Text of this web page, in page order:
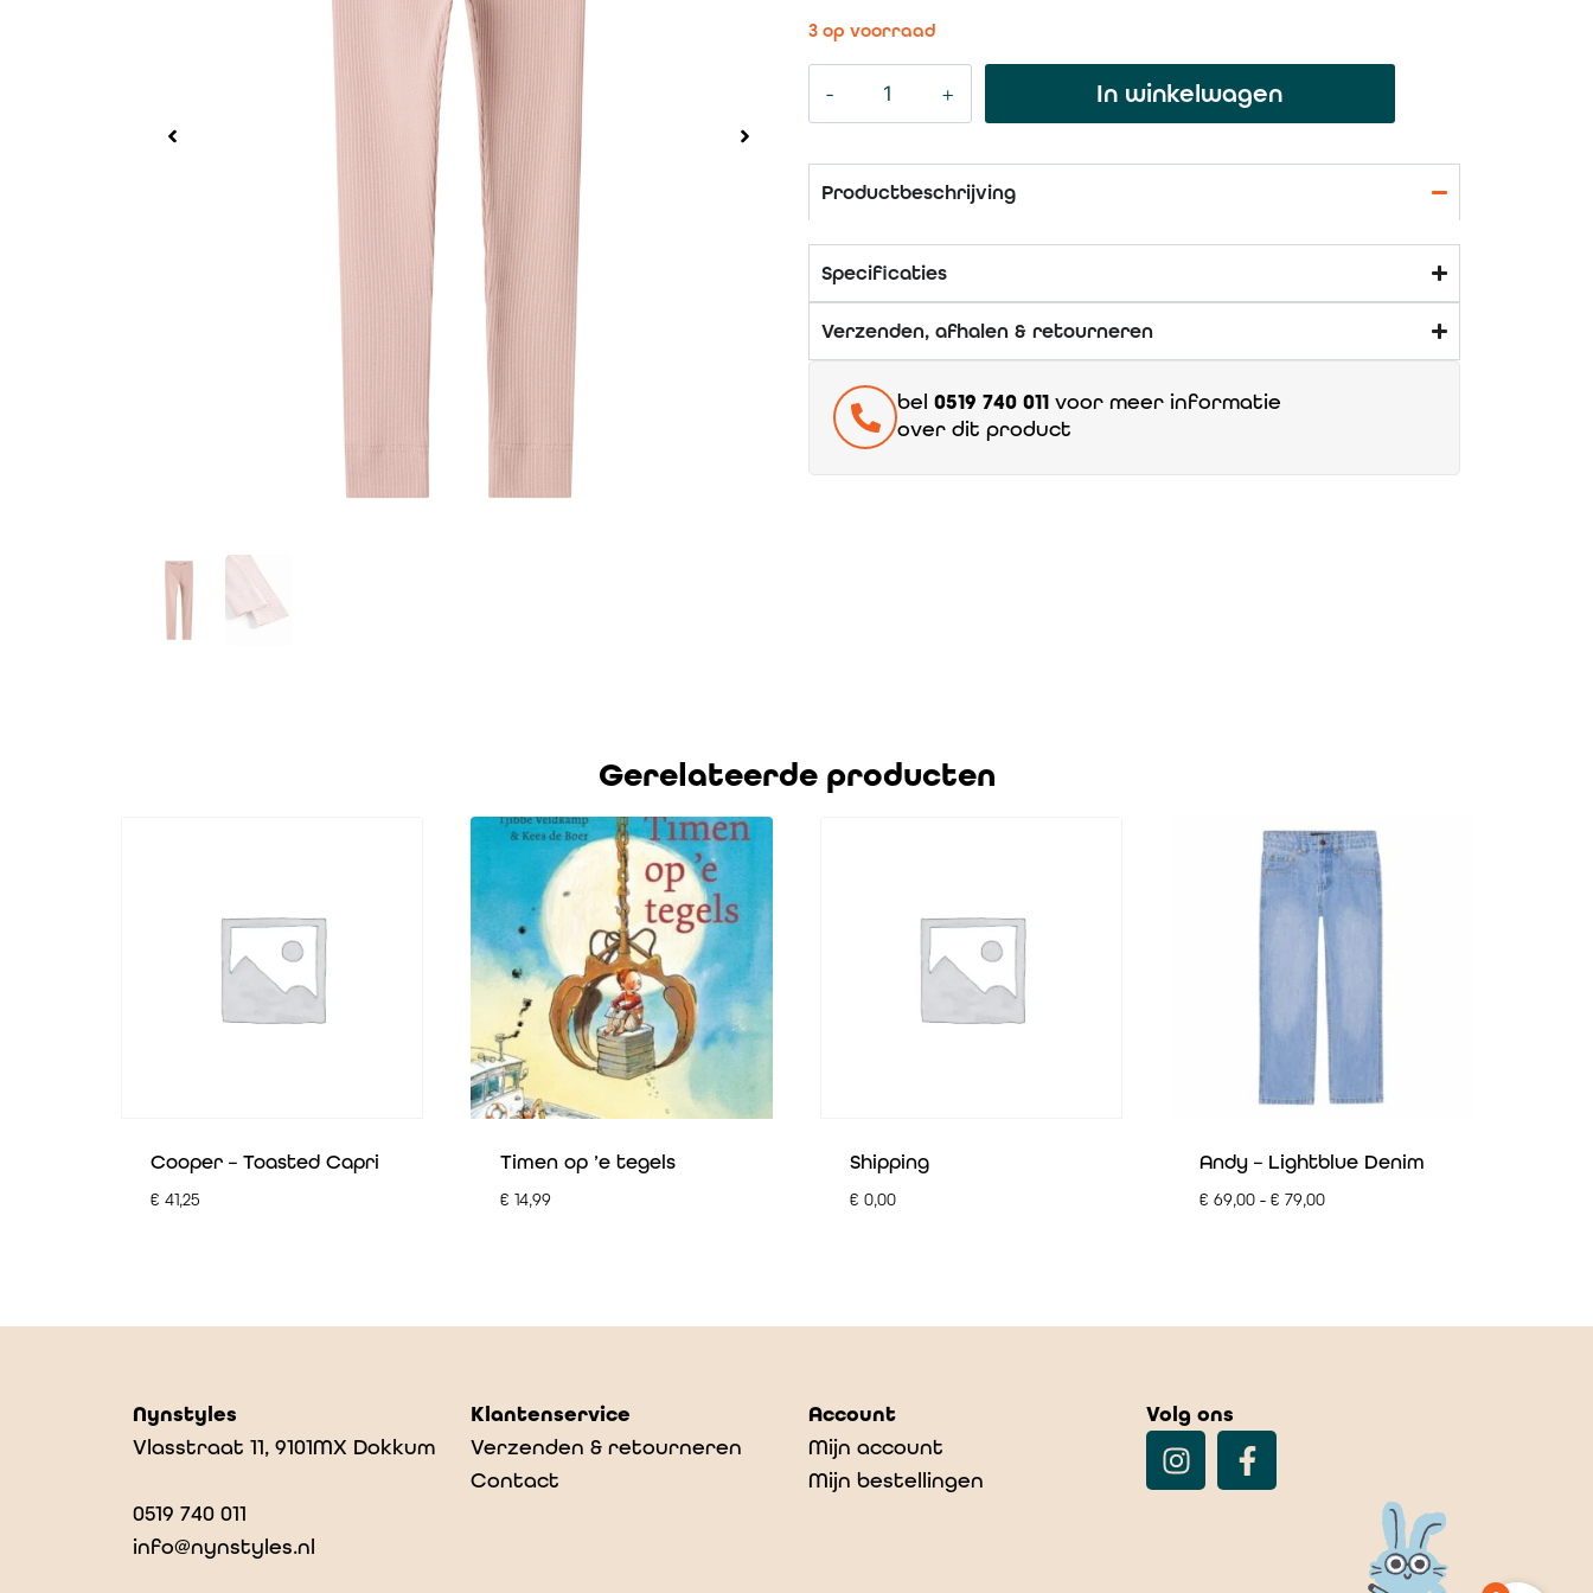
3 op voorraad
In winkelwagen
Productbeschrijving
Specificaties
Verzenden, afhalen & retourneren
bel 0519 740 011 voor meer informatie
over dit product
Gerelateerde producten
Cooper – Toasted Capri
€ 41,25
Timen op ’e tegels
€ 14,99
Shipping
€ 0,00
Andy – Lightblue Denim
€ 69,00 - € 79,00
Nynstyles
Vlasstraat 11, 9101MX Dokkum
0519 740 011
info@nynstyles.nl
Klantenservice
Verzenden & retourneren
Contact
Account
Mijn account
Mijn bestellingen
Volg ons